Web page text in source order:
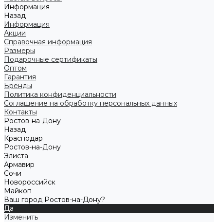
Информация
Назад
Информация
Акции
Справочная информация
Размеры
Подарочные сертификаты
Оптом
Гарантия
Бренды
Политика конфиденциальности
Соглашение на обработку персональных данных
Контакты
Ростов-на-Дону
Назад
Краснодар
Ростов-на-Дону
Элиста
Армавир
Сочи
Новороссийск
Майкоп
Ваш город Ростов-на-Дону?
Да
Изменить